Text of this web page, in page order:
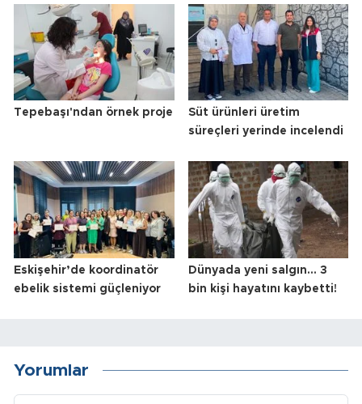
Tepebaşı'ndan örnek proje
Süt ürünleri üretim
süreçleri yerinde incelendi
Eskişehir’de koordinatör
ebelik sistemi güçleniyor
Dünyada yeni salgın... 3
bin kişi hayatını kaybetti!
Yorumlar